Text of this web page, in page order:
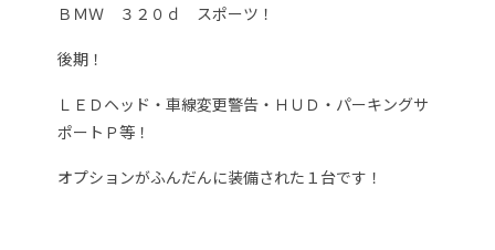
ＢＭＷ ３２０ｄ スポーツ！
後期！
ＬＥＤヘッド・車線変更警告・ＨＵＤ・パーキングサ
ポートＰ等！
オプションがふんだんに装備された１台です！